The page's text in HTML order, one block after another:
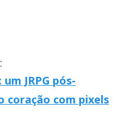
:
JRPG pós-
coração com pixels